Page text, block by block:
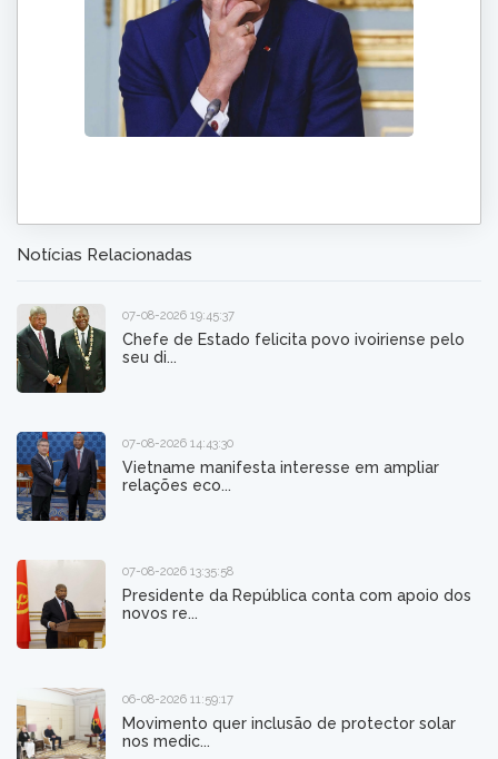
Notícias Relacionadas
07-08-2026 19:45:37
Chefe de Estado felicita povo ivoiriense pelo
seu di...
07-08-2026 14:43:30
Vietname manifesta interesse em ampliar
relações eco...
07-08-2026 13:35:58
Presidente da República conta com apoio dos
novos re...
06-08-2026 11:59:17
Movimento quer inclusão de protector solar
nos medic...